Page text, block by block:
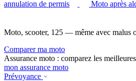
annulation de permis
Moto après
Moto, scooter, 125 — même avec malus
Comparer ma moto
Assurance moto : comparez les
mon assurance moto
Prévoyance